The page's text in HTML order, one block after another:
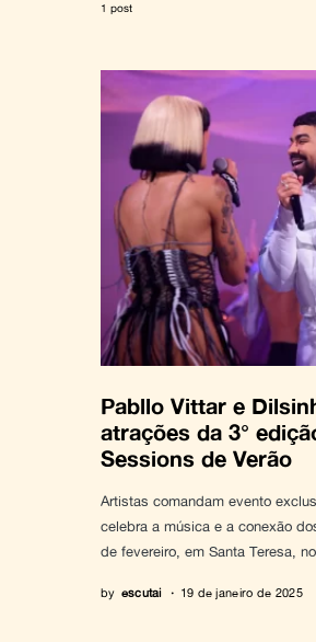
1 post
Pabllo Vittar e
atrações da 3°
Sessions de Verão
Artistas comandam evento
celebra a música e a conexão
de fevereiro, em Santa Teresa,
by escutai 19 de janeiro de 2025